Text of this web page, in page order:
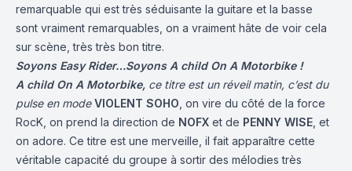
remarquable qui est très séduisante la guitare et la basse
sont vraiment remarquables, on a vraiment hâte de voir cela
sur scène, très très bon titre.
Soyons Easy Rider…Soyons A child On A Motorbike !
A child On A Motorbike, ce titre est un réveil matin, c’est du
pulse en mode VIOLENT SOHO , on vire du côté de la force
RocK, on prend la direction de NOFX et de PENNY WISE , et
on adore. Ce titre est une merveille, il fait apparaître cette
véritable capacité du groupe à sortir des mélodies très